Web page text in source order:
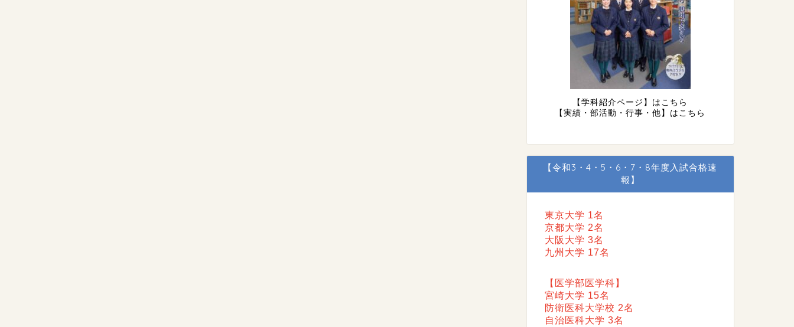
【学科紹介ページ】はこちら
【実績・部活動・行事・他】はこちら
【令和3・4・5・6・7・8年度入試合格速
報】
東京大学 1名
京都大学 2名
大阪大学 3名
九州大学 17名
【医学部医学科】
宮崎大学 15名
防衛医科大学校 2名
自治医科大学 3名